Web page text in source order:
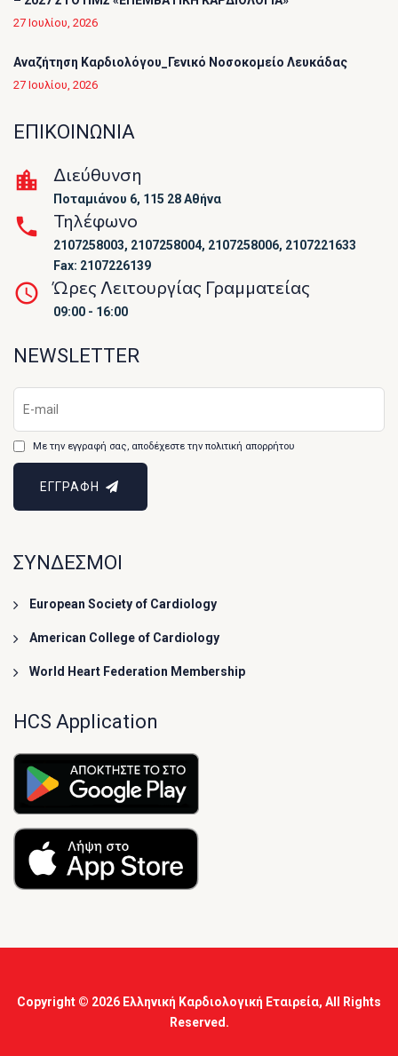
27 Ιουλίου, 2026
Αναζήτηση Καρδιολόγου_Γενικό Νοσοκομείο Λευκάδας
27 Ιουλίου, 2026
ΕΠΙΚΟΙΝΩΝΙΑ
Διεύθυνση
Ποταμιάνου 6, 115 28 Αθήνα
Τηλέφωνο
2107258003, 2107258004, 2107258006, 2107221633
Fax: 2107226139
Ώρες Λειτουργίας Γραμματείας
09:00 - 16:00
NEWSLETTER
Με την εγγραφή σας, αποδέχεστε την πολιτική απορρήτου
ΕΓΓΡΑΦΗ
ΣΥΝΔΕΣΜΟΙ
European Society of Cardiology
American College of Cardiology
World Heart Federation Membership
HCS Application
Copyright © 2026 Ελληνική Καρδιολογική Εταιρεία, All Rights
Reserved.